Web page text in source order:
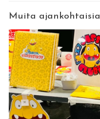
Muita ajankohtaisia